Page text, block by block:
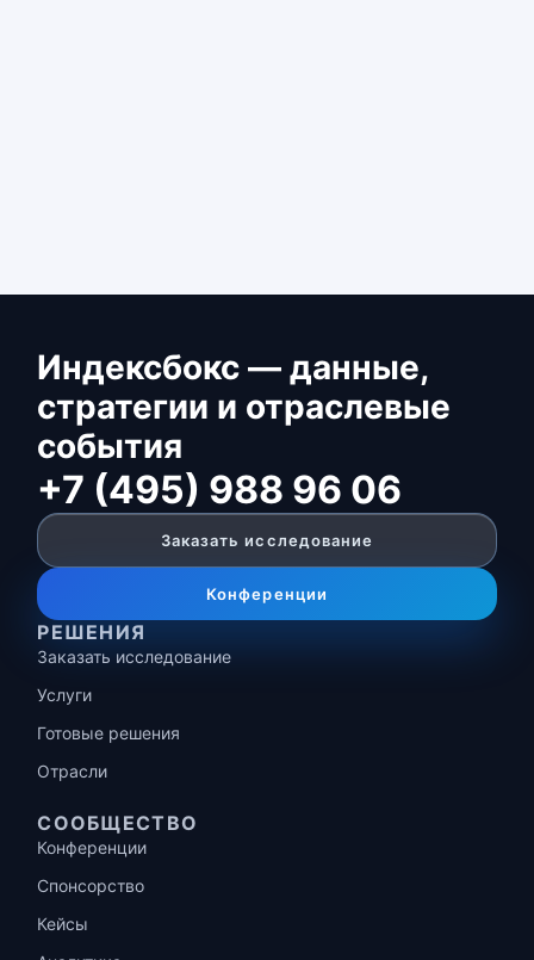
Индексбокс — данные,
стратегии и отраслевые
события
+7 (495) 988 96 06
Заказать исследование
Конференции
РЕШЕНИЯ
Заказать исследование
Услуги
Готовые решения
Отрасли
СООБЩЕСТВО
Конференции
Спонсорство
Кейсы